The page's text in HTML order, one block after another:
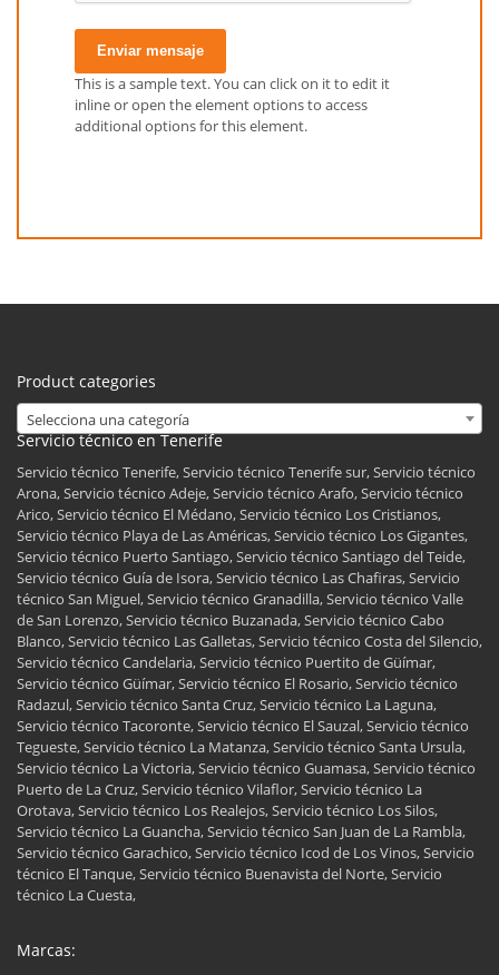
Enviar mensaje
This is a sample text. You can click on it to edit it
inline or open the element options to access
additional options for this element.
Product categories
Selecciona una categoría
Servicio técnico en Tenerife
Servicio técnico Tenerife, Servicio técnico Tenerife sur, Servicio técnico
Arona, Servicio técnico Adeje, Servicio técnico Arafo, Servicio técnico
Arico, Servicio técnico El Médano, Servicio técnico Los Cristianos,
Servicio técnico Playa de Las Américas, Servicio técnico Los Gigantes,
Servicio técnico Puerto Santiago, Servicio técnico Santiago del Teide,
Servicio técnico Guía de Isora, Servicio técnico Las Chafiras, Servicio
técnico San Miguel, Servicio técnico Granadilla, Servicio técnico Valle
de San Lorenzo, Servicio técnico Buzanada, Servicio técnico Cabo
Blanco, Servicio técnico Las Galletas, Servicio técnico Costa del Silencio,
Servicio técnico Candelaria, Servicio técnico Puertito de Güímar,
Servicio técnico Güímar, Servicio técnico El Rosario, Servicio técnico
Radazul, Servicio técnico Santa Cruz, Servicio técnico La Laguna,
Servicio técnico Tacoronte, Servicio técnico El Sauzal, Servicio técnico
Tegueste, Servicio técnico La Matanza, Servicio técnico Santa Ursula,
Servicio técnico La Victoria, Servicio técnico Guamasa, Servicio técnico
Puerto de La Cruz, Servicio técnico Vilaflor, Servicio técnico La
Orotava, Servicio técnico Los Realejos, Servicio técnico Los Silos,
Servicio técnico La Guancha, Servicio técnico San Juan de La Rambla,
Servicio técnico Garachico, Servicio técnico Icod de Los Vinos, Servicio
técnico El Tanque, Servicio técnico Buenavista del Norte, Servicio
técnico La Cuesta,
Marcas: